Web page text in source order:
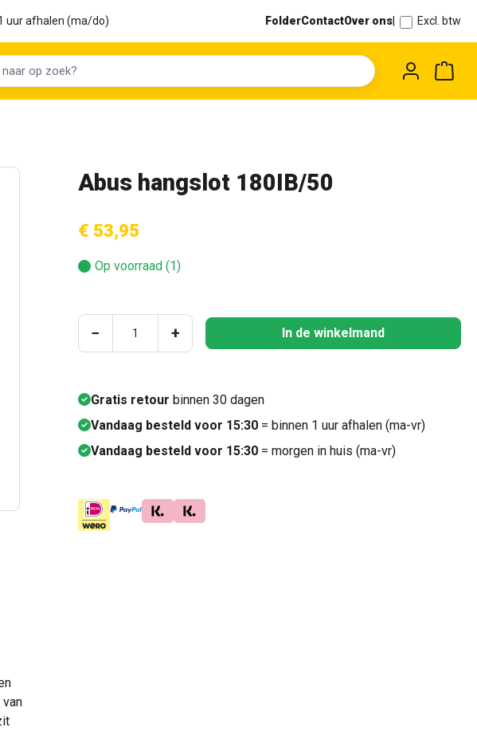
uur afhalen (ma/do) FolderContactOver ons Excl. btw
Abus hangslot 180IB/50
€ 53,95
Op voorraad (1)
Producthoeveelheid: Voer de gewenste
− + In de winkelmand
Gratis retour binnen 30 dagen
Vandaag besteld voor 15:30= binnen 1 uur afhalen (ma-vr)
Vandaag besteld voor 15:30= morgen in huis (ma-vr)